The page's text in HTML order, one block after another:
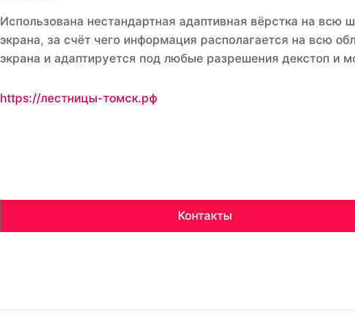
Использована нестандартная адаптивная вёрстка на всю
экрана, за счёт чего информация располагается на всю
экрана и адаптируется под любые разрешения декстоп и
https://лестницы-томск.рф
Контакты